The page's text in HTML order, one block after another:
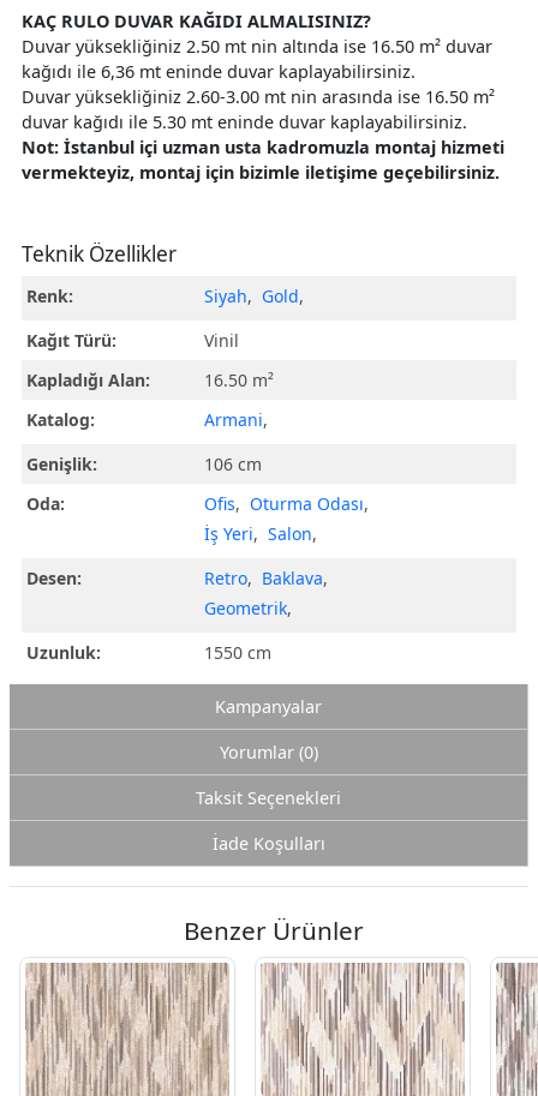
KAÇ RULO DUVAR KAĞIDI ALMALISINIZ?
Duvar yüksekliğiniz 2.50 mt nin altında ise 16.50 m² duvar
kağıdı ile 6,36 mt eninde duvar kaplayabilirsiniz.
Duvar yüksekliğiniz 2.60-3.00 mt nin arasında ise 16.50 m²
duvar kağıdı ile 5.30 mt eninde duvar kaplayabilirsiniz.
Not: İstanbul içi uzman usta kadromuzla montaj hizmeti
vermekteyiz, montaj için bizimle iletişime geçebilirsiniz.
Teknik Özellikler
Renk: Siyah, Gold,
Kağıt Türü:
Vinil
Kapladığı Alan:
16.50 m²
Katalog:
Armani,
Genişlik:
106 cm
Oda:
Ofis, Oturma Odası,
İş Yeri, Salon,
Desen:
Retro, Baklava,
Geometrik,
Uzunluk:
1550 cm
Kampanyalar
Yorumlar (0)
Taksit Seçenekleri
İade Koşulları
Benzer Ürünler